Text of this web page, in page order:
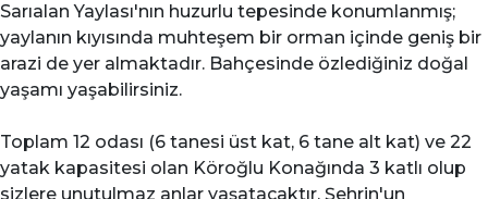
Sarıalan Yaylası'nın huzurlu tepesinde konumlanmış;
yaylanın kıyısında muhteşem bir orman içinde geniş bir
arazi de yer almaktadır. Bahçesinde özlediğiniz doğal
yaşamı yaşabilirsiniz.
Toplam 12 odası (6 tanesi üst kat, 6 tane alt kat) ve 22
yatak kapasitesi olan Köroğlu Konağında 3 katlı olup
sizlere unutulmaz anlar yaşatacaktır. Şehrin'un